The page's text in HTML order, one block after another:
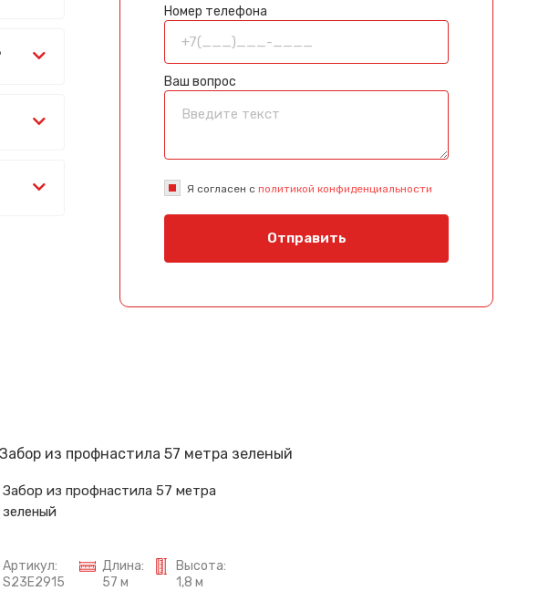
Номер телефона
Ваш вопрос
Я согласен с политикой конфиденциальности
Отправить
Забор из профнастила 57 метра
зеленый
Артикул:
S23E2915
Длина:
57 м
Высота:
1,8 м